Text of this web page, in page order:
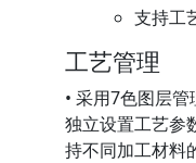
支持工
工艺管理
• 采用7色图层
独立设置工艺参
持不同加工材料